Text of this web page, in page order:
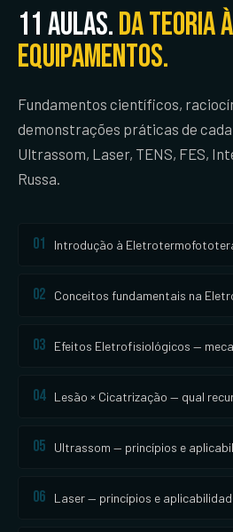
11 aulas.Da teoria
equipamentos.
Fundamentos científicos,
demonstrações práticas de
Ultrassom, Laser, TENS, FES,
Russa.
01 Introdução à
02 Conceitos fundamentais na
03 Efeitos Eletrofisiológicos —
04 Lesão × Cicatrização — qual
05 Ultrassom — princípios e
06 Laser — princípios e